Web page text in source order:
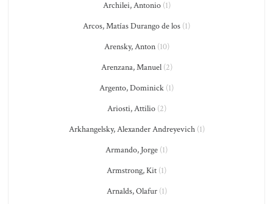
Archilei, Antonio(1)
Arcos, Matías Durango de los (1)
Arensky, Anton(10)
Arenzana, Manuel(2)
Argento, Dominick (1)
Ariosti, Attilio(2)
Arkhangelsky, Alexander Andreyevich(1)
Armando, Jorge (1)
Armstrong, Kit (1)
Arnalds, Olafur(1)